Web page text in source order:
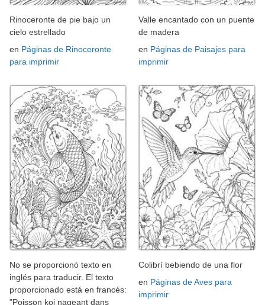
Rinoceronte de pie bajo un
cielo estrellado
en Páginas de Rinoceronte
para imprimir
Valle encantado con un puente
de madera
en Páginas de Paisajes para
imprimir
No se proporcionó texto en
inglés para traducir. El texto
proporcionado está en francés:
"Poisson koi nageant dans
Colibrí bebiendo de una flor
en Páginas de Aves para
imprimir